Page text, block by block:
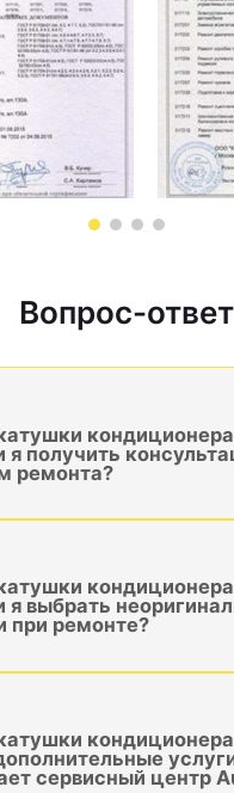
Вопрос-ответ
кондиционера
я получить
ремонта?
кондиционера
я выбрать
при ремонте?
кондиционера
сервисный центр